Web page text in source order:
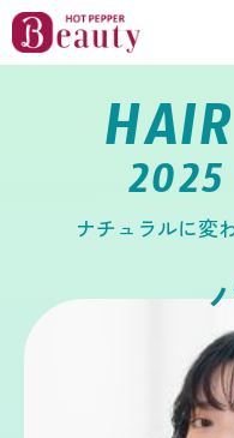
ナチュラルに変